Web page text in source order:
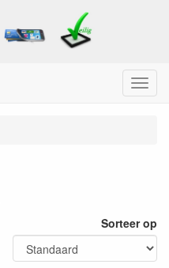
Menu
Sorteer op